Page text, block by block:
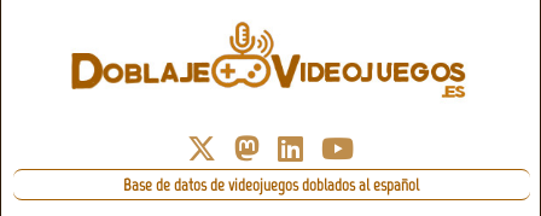
Base de datos de videojuegos doblados al español